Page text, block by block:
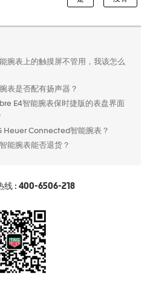
腕表上的触摸屏不管用，我该怎么
表是否配有扬声器？
E4智能腕表保时捷版的表盘界面
Heuer Connected智能腕表？
能腕表能否退货？
线 : 400-6506-218